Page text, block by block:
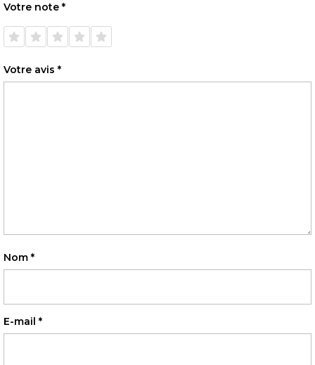
Votre note *
1 étoile
sur 5
2 étoiles
sur 5
3 étoiles
sur 5
4 étoiles
sur 5
5 étoiles
sur 5
Votre avis *
Nom *
E-mail *